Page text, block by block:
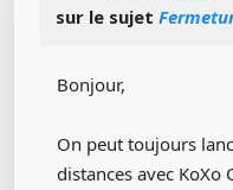
sur le sujet
Bonjour,
On peut toujours
distances avec